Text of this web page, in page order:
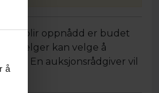
å
ikke blir oppnådd er budet
Selger kan velge å
bud. En auksjonsrådgiver vil